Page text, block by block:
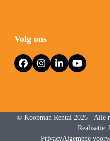
Volg ons
FacebookInstagram
LinkedInYouTube
©Koopman Rental2026 - Alle
Realisatie:
PrivacyAlgemene